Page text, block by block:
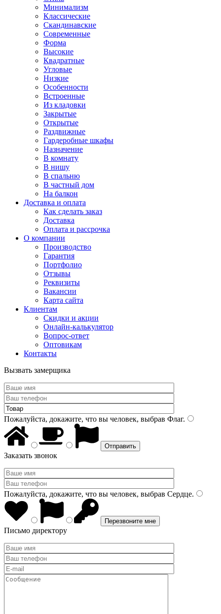
Минимализм
Классические
Скандинавские
Современные
Форма
Высокие
Квадратные
Угловые
Низкие
Особенности
Встроенные
Из кладовки
Закрытые
Открытые
Раздвижные
Гардеробные шкафы
Назначение
В комнату
В нишу
В спальню
В частный дом
На балкон
Доставка и оплата
Как сделать заказ
Доставка
Оплата и рассрочка
О компании
Производство
Гарантия
Портфолио
Отзывы
Реквизиты
Вакансии
Карта сайта
Клиентам
Скидки и акции
Онлайн-калькулятор
Вопрос-ответ
Оптовикам
Контакты
Вызвать замерщика
Пожалуйста, докажите, что вы человек, выбрав Флаг.
Заказать звонок
Пожалуйста, докажите, что вы человек, выбрав Сердце.
Письмо директору